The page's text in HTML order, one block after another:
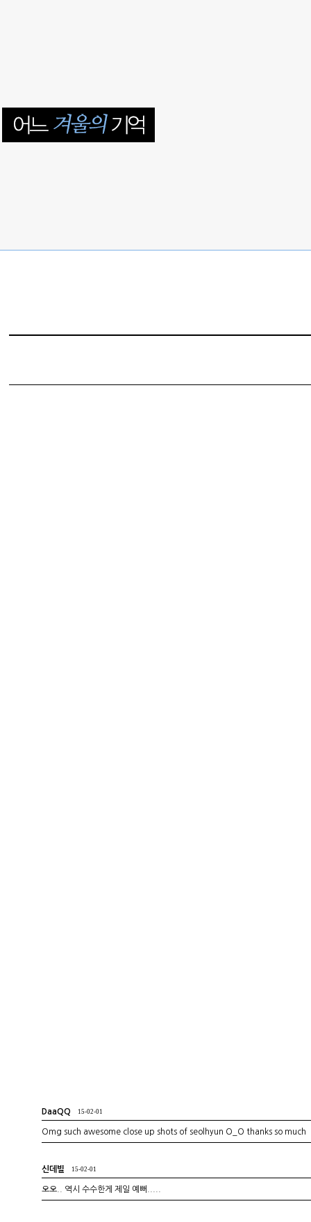
DaaQQ 15-02-01
Omg such awesome close up shots of seolhyun O_O thanks so much
신데빌 15-02-01
오오.. 역시 수수한게 제일 예뻐.....